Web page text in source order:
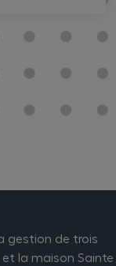
gestion de trois
la maison Sainte